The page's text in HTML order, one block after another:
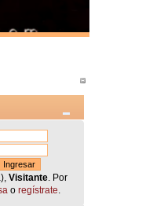
Visitante . Por
oregístrate